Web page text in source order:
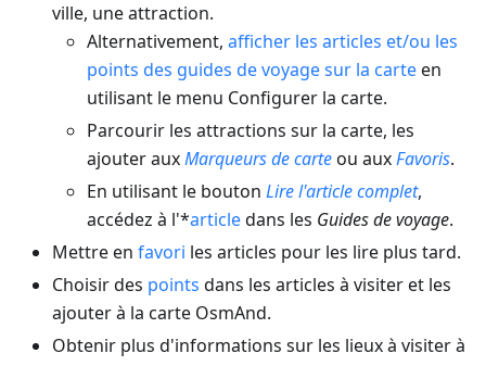
ville, une attraction.
Alternativement, afficher les articles et/ou les
points des guides de voyage sur la carteen
utilisant le menu Configurer la carte.
Parcourir les attractions sur la carte, les
ajouter auxMarqueurs de carteou auxFavoris.
En utilisant le bouton Lire l'article complet,
accédez à l'*articledans les Guides de voyage.
Mettre en favori les articles pour les lire plus tard.
Choisir des points dans les articles à visiter et les
ajouter à la carte OsmAnd.
Obtenir plus d'informations sur les lieux à visiter à